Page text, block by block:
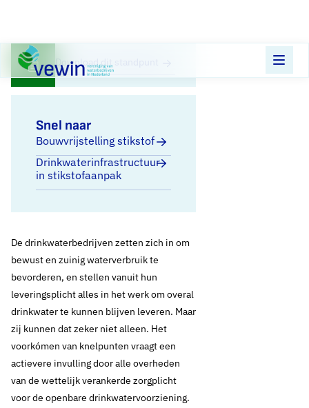
Direct naar content
Terug naar de startpagina
Download dit standpunt
Snel naar
Bouwvrijstelling stikstof
Drinkwaterinfrastructuur
in stikstofaanpak
De drinkwaterbedrijven zetten zich in om
bewust en zuinig waterverbruik te
bevorderen, en stellen vanuit hun
leveringsplicht alles in het werk om overal
drinkwater te kunnen blijven leveren. Maar
zij kunnen dat zeker niet alleen. Het
voorkómen van knelpunten vraagt een
actievere invulling door alle overheden
van de wettelijk verankerde zorgplicht
voor de openbare drinkwatervoorziening.